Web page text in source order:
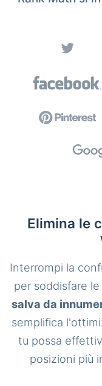
Elimina le
Interrompi la
per soddisfare
salva da
semplifica
tu possa
posizioni più